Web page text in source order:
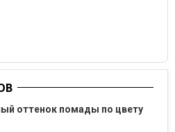
оттенок помады по цвету